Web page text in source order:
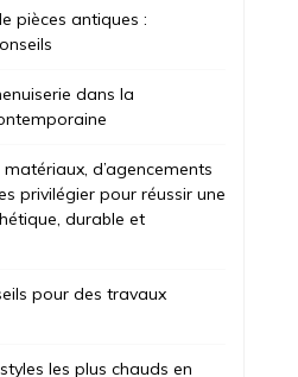
pièces antiques :
dans la
d’agencements
privilégier pour réussir une
durable et
pour des travaux
les plus chauds en